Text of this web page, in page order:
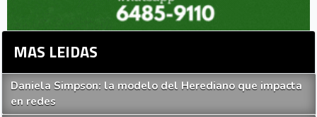
MAS LEIDAS
Daniela Simpson: la modelo del Herediano que impacta
en redes